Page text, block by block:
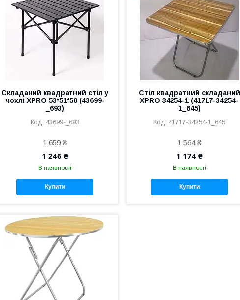
Складаний квадратний стіл у
чохлі XPRO 53*51*50 (43699-
_693)
43699-_693
1 659 ₴
1 246 ₴
В наявності
Купити
Стіл квадратний складаний
XPRO 34254-1 (41717-34254-
1_645)
41717-34254-1_645
1 564 ₴
1 174 ₴
В наявності
Купити